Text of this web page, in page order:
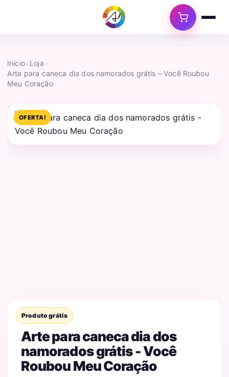
Início› Loja ›
Arte para caneca dia dos namorados grátis – Você Roubou
Meu Coração
OFERTA!
Produto grátis
Arte para caneca dia dos
namorados grátis - Você
Roubou Meu Coração